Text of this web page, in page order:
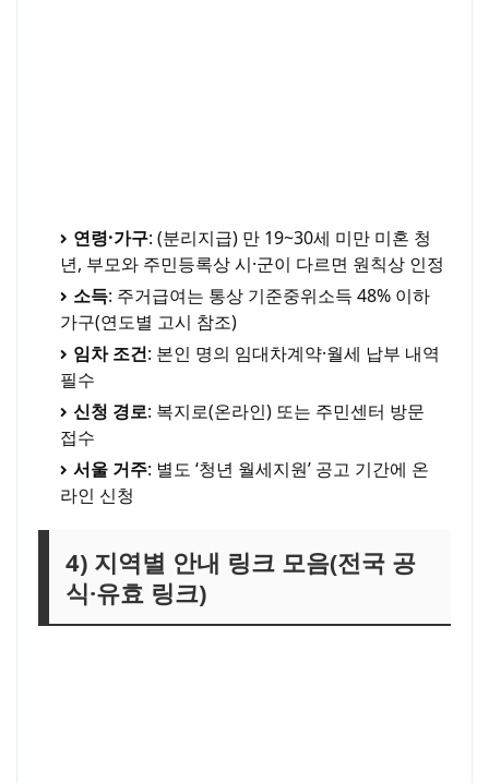
연령·가구: (분리지급) 만 19~30세 미만 미혼 청
년, 부모와 주민등록상 시·군이 다르면 원칙상 인정
소득: 주거급여는 통상 기준중위소득 48% 이하
가구(연도별 고시 참조)
임차 조건: 본인 명의 임대차계약·월세 납부 내역
필수
신청 경로: 복지로(온라인) 또는 주민센터 방문
접수
서울 거주: 별도 ‘청년 월세지원’ 공고 기간에 온
라인 신청
4) 지역별 안내 링크 모음(전국 공
식·유효 링크)